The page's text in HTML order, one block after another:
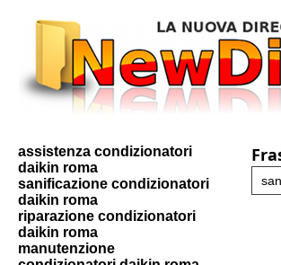
assistenza condizionatori
daikin roma
sanificazione condizionatori
daikin roma
riparazione condizionatori
daikin roma
manutenzione